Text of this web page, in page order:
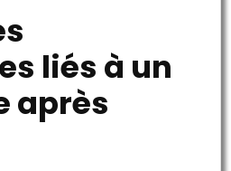
liés à un
après